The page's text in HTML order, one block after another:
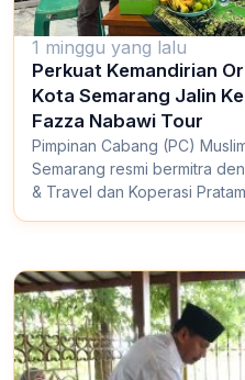
1 minggu yang lalu
Perkuat Kemandirian
Kota Semarang Jalin
Fazza Nabawi Tour
Pimpinan Cabang (PC)
Semarang resmi bermitra
& Travel dan Koperasi